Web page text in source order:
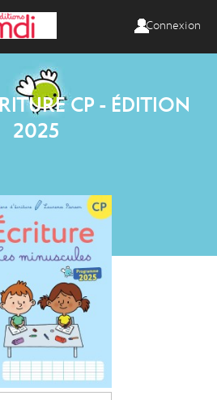
Connexion
CP - ÉDITION
2025